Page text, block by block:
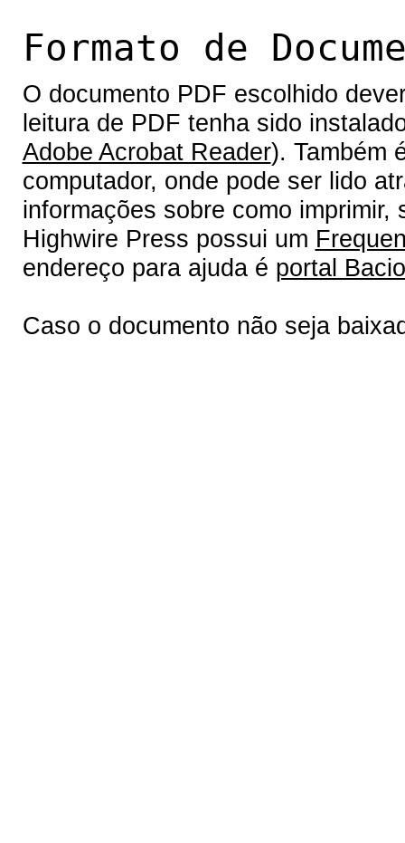
Formato de
O documento PDF escolhido
leitura de PDF tenha sido
Adobe Acrobat Reader). Também
computador, onde pode ser lido
informações sobre como
Highwire Press possui um
endereço para ajuda é portal
Caso o documento não seja